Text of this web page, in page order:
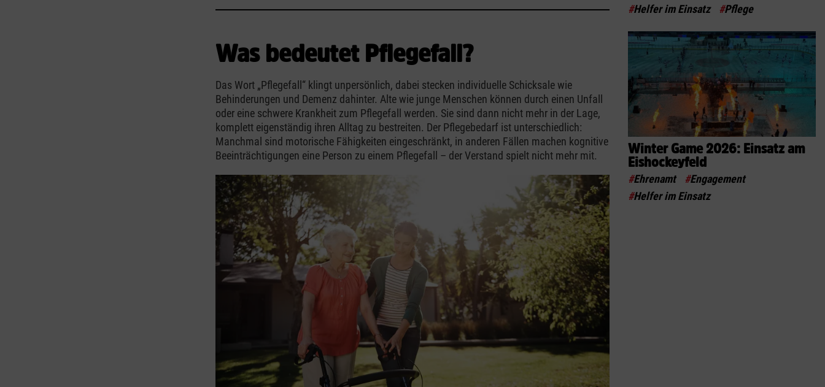
Was bedeutet Pflegefall?
Das Wort „Pflegefall“ klingt unpersönlich, dabei stecken individuelle Schicksale wie
Behinderungen und Demenz dahinter. Alte wie junge Menschen können durch einen Unfall
oder eine schwere Krankheit zum Pflegefall werden. Sie sind dann nicht mehr in der Lage,
komplett eigenständig ihren Alltag zu bestreiten. Der Pflegebedarf ist unterschiedlich:
Manchmal sind motorische Fähigkeiten eingeschränkt, in anderen Fällen machen kognitive
Beeinträchtigungen eine Person zu einem Pflegefall – der Verstand spielt nicht mehr mit.
#Helfer im Einsatz #Pflege
Winter Game 2026: Einsatz am
Eishockeyfeld
#Ehrenamt #Engagement
#Helfer im Einsatz